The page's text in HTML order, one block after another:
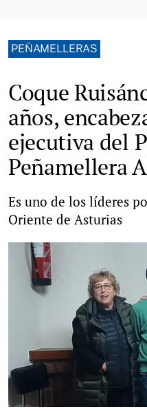
PEÑAMELLERAS
Coque
años,
ejecutiva del
Peñamellera
Es uno de los líderes
Oriente de Asturias